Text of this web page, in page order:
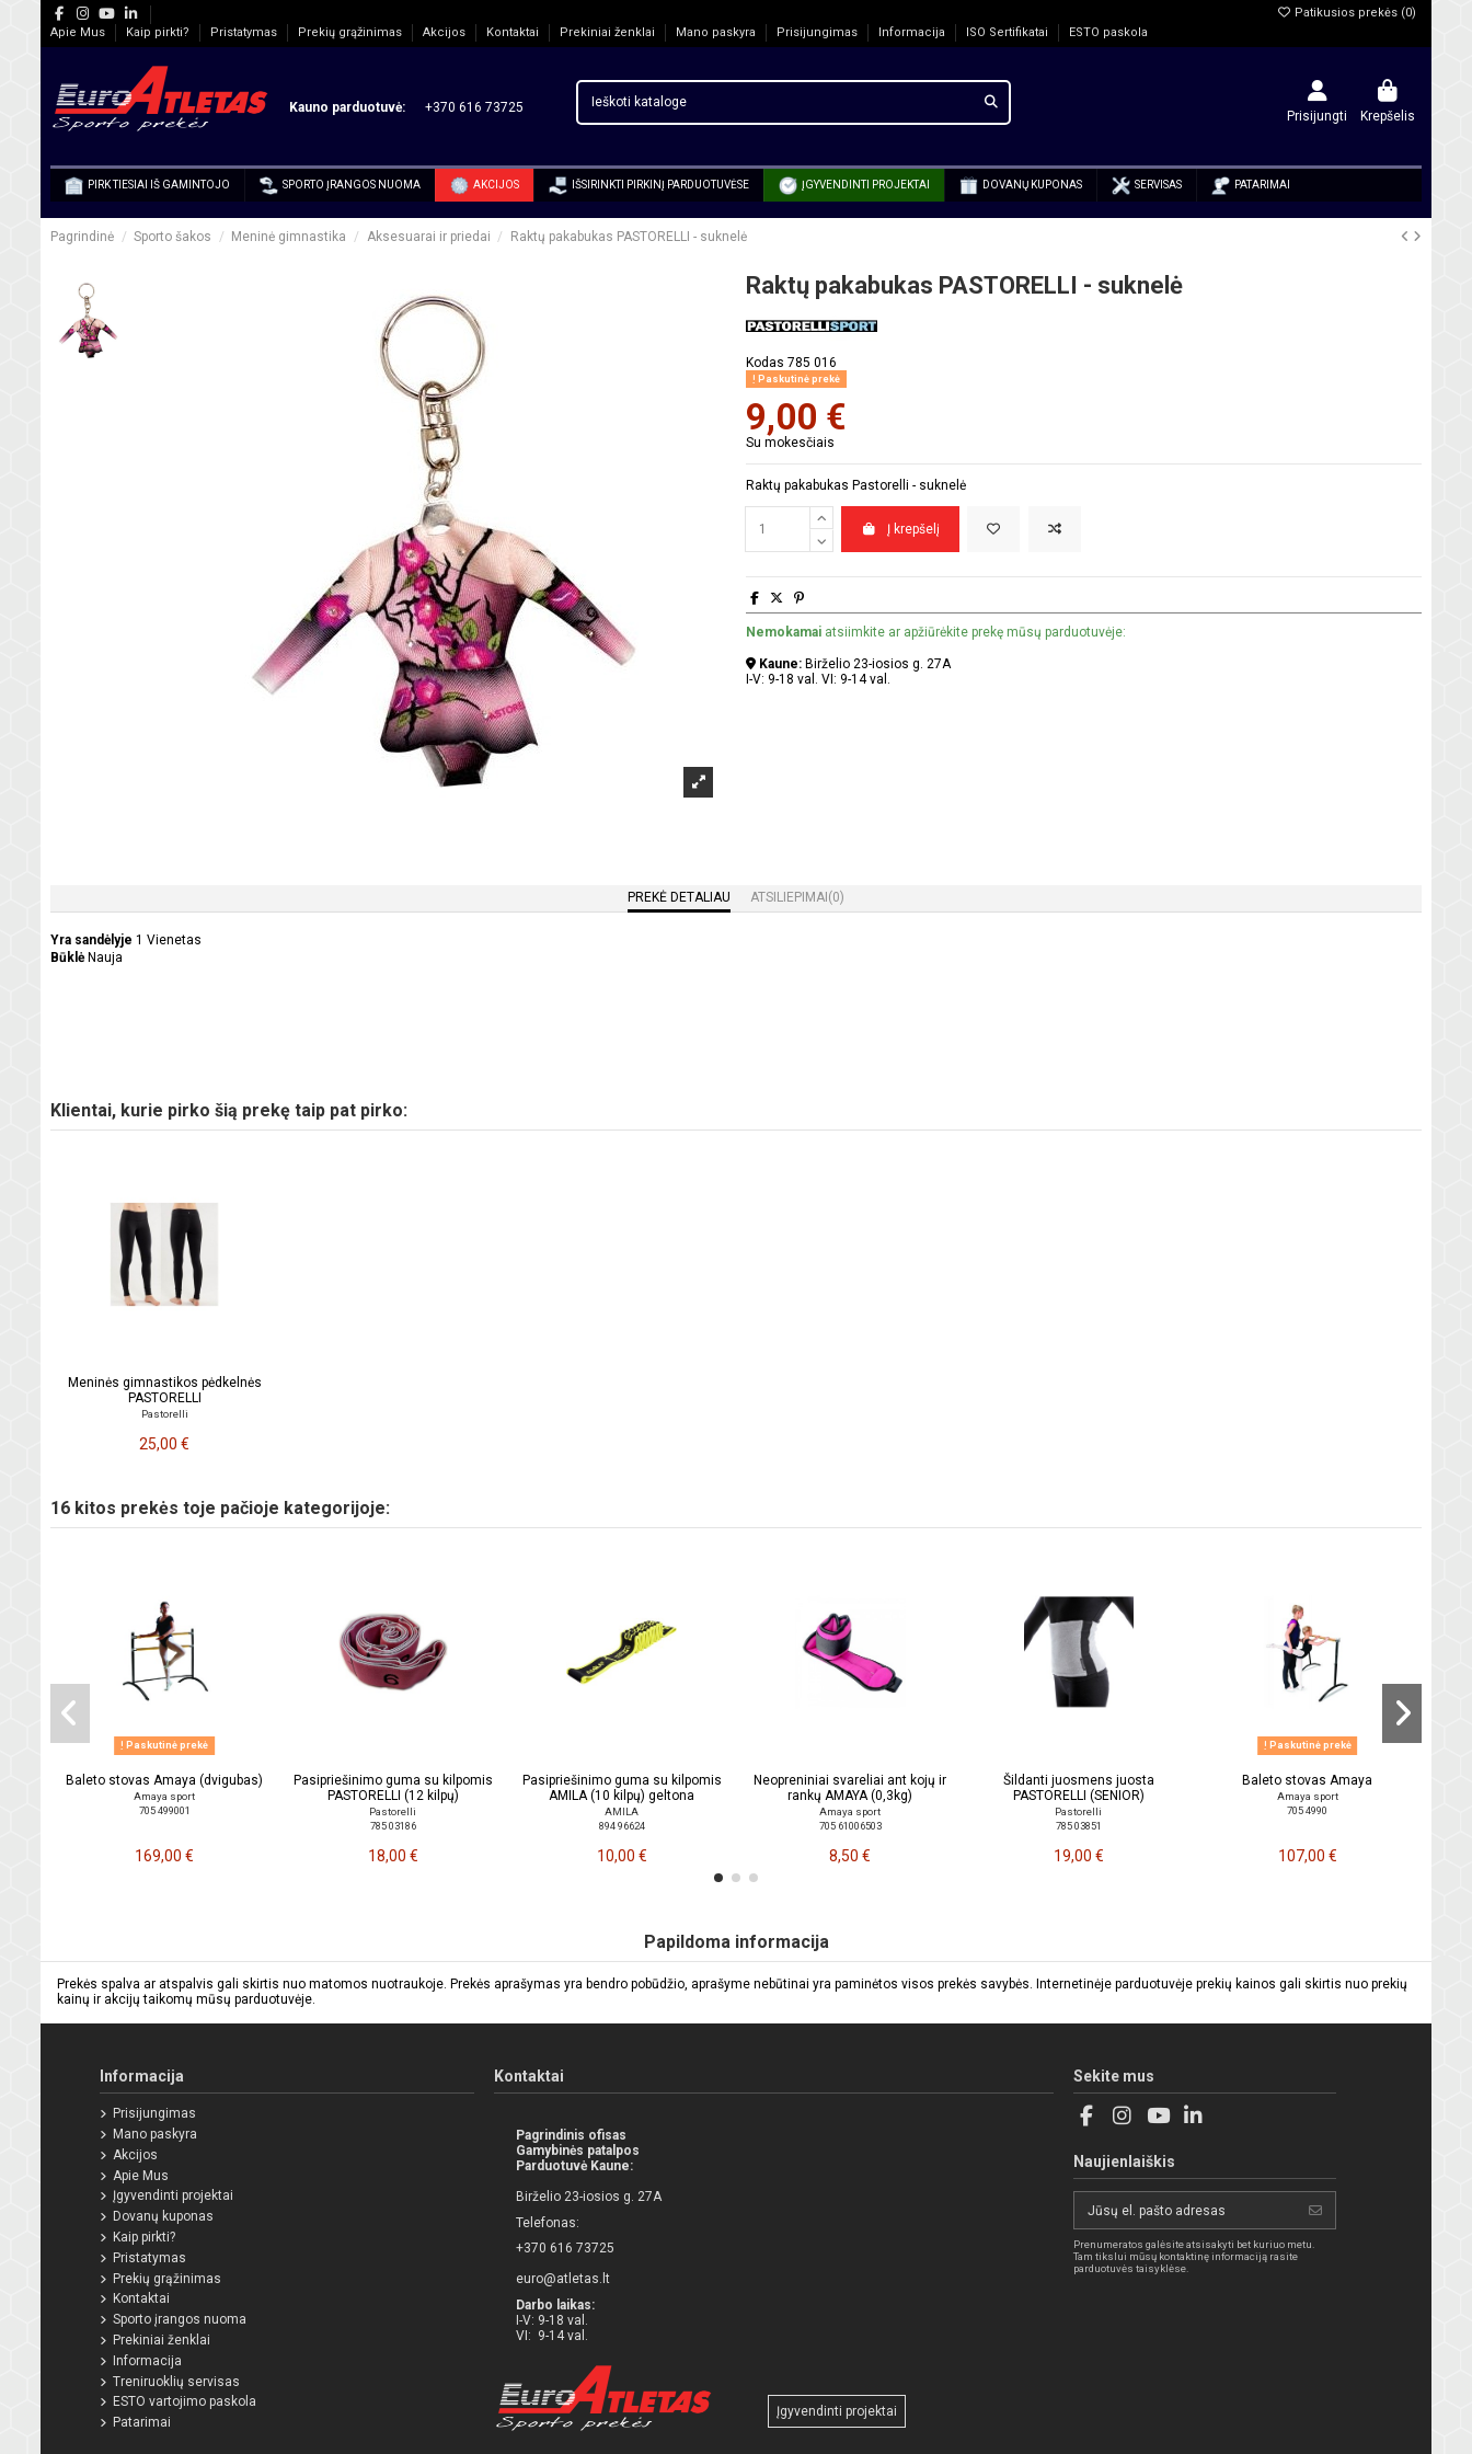
Apie Mus Kaip pirkti? Pristatymas Prekių grąžinimas Akcijos Kontaktai Prekiniai ženklai Mano paskyra Prisijungimas Informacija ISO Sertifikatai ESTO paskola
Patikusios prekės (0)
Kauno parduotuvė: +370 616 73725
Prisijungti Krepšelis
PIRK TIESIAI IŠ GAMINTOJO SPORTO ĮRANGOS NUOMA AKCIJOS IŠSIRINKTI PIRKINĮ PARDUOTUVĖSE ĮGYVENDINTI PROJEKTAI DOVANŲ KUPONAS SERVISAS PATARIMAI
Pagrindinė Sporto šakos Meninė gimnastika Aksesuarai ir priedai Raktų pakabukas PASTORELLI - suknelė
Raktų pakabukas PASTORELLI - suknelė
Kodas 785 016
Paskutinė prekė
9,00 €
Su mokesčiais
Raktų pakabukas Pastorelli - suknelė
Į krepšelį
Nemokamai atsiimkite ar apžiūrėkite prekę mūsų parduotuvėje:
Kaune: Birželio 23-iosios g. 27A
I-V: 9-18 val. VI: 9-14 val.
PREKĖ DETALIAU ATSILIEPIMAI (0)
Yra sandėlyje 1 Vienetas
Būklė Nauja
Klientai, kurie pirko šią prekę taip pat pirko:
Meninės gimnastikos pėdkelnės
PASTORELLI
Pastorelli
25,00 €
16 kitos prekės toje pačioje kategorijoje:
Paskutinė prekė
Baleto stovas Amaya (dvigubas)
Amaya sport
705 499001
169,00 €
Pasipriešinimo guma su kilpomis
PASTORELLI (12 kilpų)
Pastorelli
785 03186
18,00 €
Pasipriešinimo guma su kilpomis
AMILA (10 kilpų) geltona
AMILA
894 96624
10,00 €
Neopreniniai svareliai ant kojų ir
rankų AMAYA (0,3kg)
Amaya sport
705 61006503
8,50 €
Šildanti juosmens juosta
PASTORELLI (SENIOR)
Pastorelli
785 03851
19,00 €
Paskutinė prekė
Baleto stovas Amaya
Amaya sport
705 4990
107,00 €
Papildoma informacija
Prekės spalva ar atspalvis gali skirtis nuo matomos nuotraukoje. Prekės aprašymas yra bendro pobūdžio, aprašyme nebūtinai yra paminėtos visos prekės savybės. Internetinėje parduotuvėje prekių kainos gali skirtis nuo prekių
kainų ir akcijų taikomų mūsų parduotuvėje.
Informacija
Prisijungimas
Mano paskyra
Akcijos
Apie Mus
Įgyvendinti projektai
Dovanų kuponas
Kaip pirkti?
Pristatymas
Prekių grąžinimas
Kontaktai
Sporto įrangos nuoma
Prekiniai ženklai
Informacija
Treniruoklių servisas
ESTO vartojimo paskola
Patarimai
Kontaktai
Pagrindinis ofisas
Gamybinės patalpos
Parduotuvė Kaune:
Birželio 23-iosios g. 27A
Telefonas:
+370 616 73725
euro@atletas.lt
Darbo laikas:
I-V: 9-18 val.
VI: 9-14 val.
Įgyvendinti projektai
Sekite mus
Naujienlaiškis
Prenumeratos galėsite atsisakyti bet kuriuo metu.
Tam tikslui mūsų kontaktinę informaciją rasite
parduotuvės taisyklėse.